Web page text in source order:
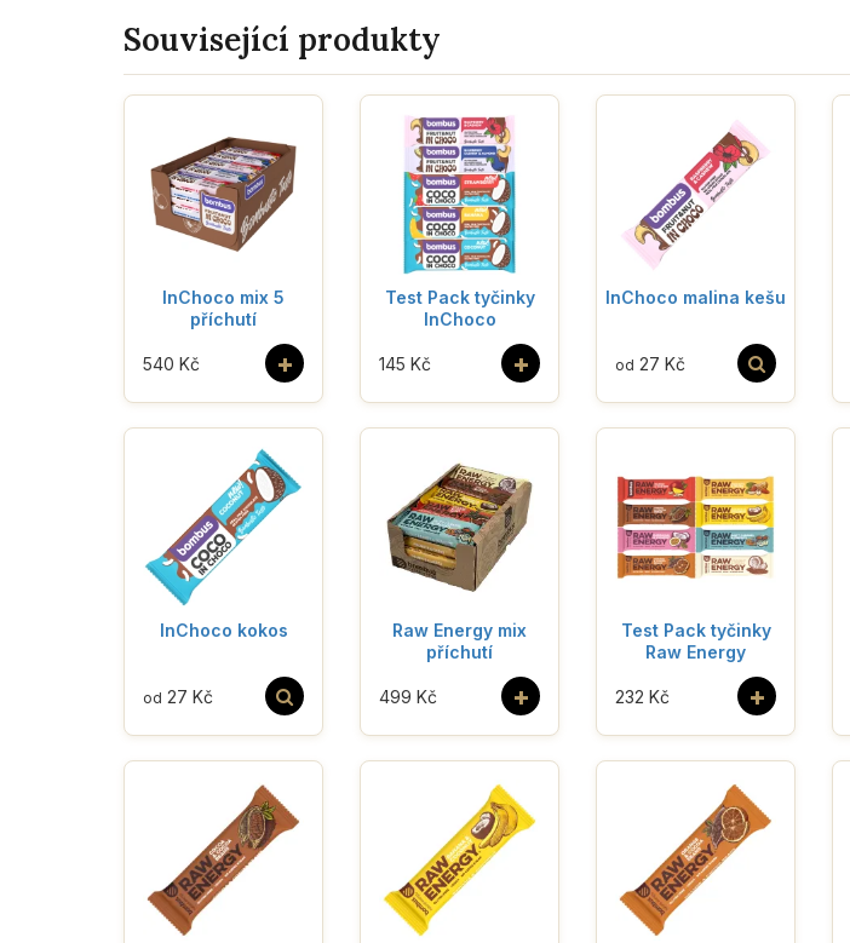
Související produkty
InChoco mix 5
příchutí
+
540 Kč
Test Pack tyčinky
InChoco
+
145 Kč
InChoco malina kešu
od 27 Kč
InChoco kokos
od 27 Kč
Raw Energy mix
příchutí
+
499 Kč
Test Pack tyčinky
Raw Energy
+
232 Kč